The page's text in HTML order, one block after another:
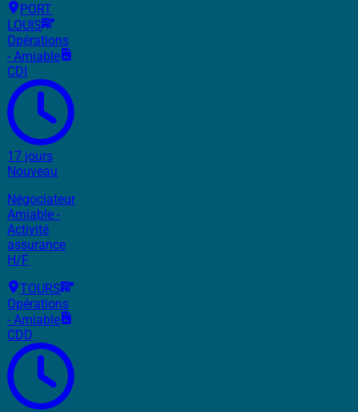
PORT
LOUIS
Opérations
- Amiable
CDI
17 jours
Nouveau
Négociateur
Amiable -
Activité
assurance
H/F
TOURS
Opérations
- Amiable
CDD